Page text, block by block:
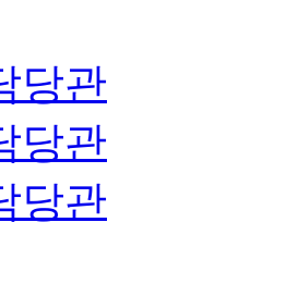
당관
당관
당관